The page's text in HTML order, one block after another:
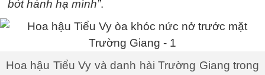
bớt hành hạ mình”.
Hoa hậu Tiểu Vy và danh hài Trường Giang trong